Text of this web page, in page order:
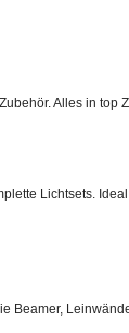
Alles in top
Lichtsets.
Beamer,